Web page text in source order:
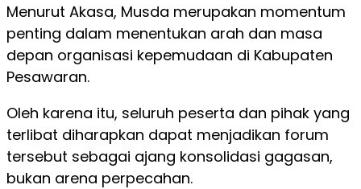
Menurut Akasa, Musda merupakan momentum
penting dalam menentukan arah dan masa
depan organisasi kepemudaan di Kabupaten
Pesawaran.
Oleh karena itu, seluruh peserta dan pihak yang
terlibat diharapkan dapat menjadikan forum
tersebut sebagai ajang konsolidasi gagasan,
bukan arena perpecahan.